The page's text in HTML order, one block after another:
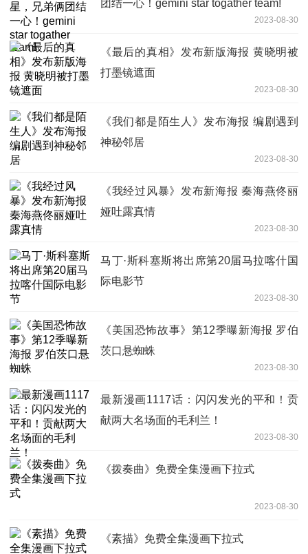
团结一心！gemini star togather team!
2023-08-30
《最后的真相》发布新版海报 黄晓明被
打墨镜遮面
2023-08-30
《我们都是陌生人》发布海报 编剧遇到
神秘邻居
2023-08-30
《我经过风暴》发布新海报 秦海燕佟丽
娅吐露真情
2023-08-30
马丁·斯科塞斯将出席第20届马拉喀什国
际电影节
2023-08-30
《美国恐怖故事》第12季曝新海报 罗伯
茨口悬蜘蛛
2023-08-30
最新漫画1117话：闪闪发光的平和！贡
献两大名场面的毛利兰！
2023-08-30
《拨奏曲》免费全集漫画下拉式
2023-08-30
《素描》免费全集漫画下拉式